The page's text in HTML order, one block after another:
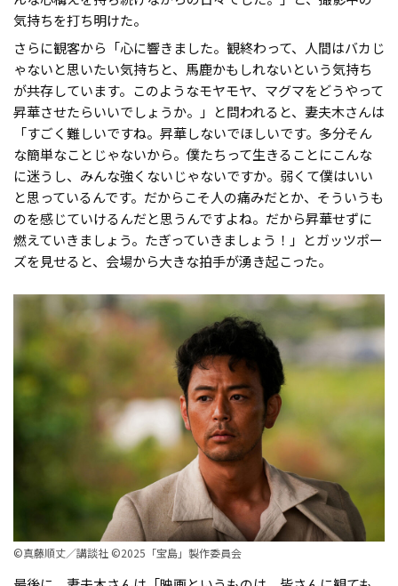
気持ちを打ち明けた。
さらに観客から「心に響きました。観終わって、人間はバカじ
ゃないと思いたい気持ちと、馬鹿かもしれないという気持ち
が共存しています。このようなモヤモヤ、マグマをどうやって
昇華させたらいいでしょうか。」と問われると、妻夫木さんは
「すごく難しいですね。昇華しないでほしいです。多分そん
な簡単なことじゃないから。僕たちって生きることにこんな
に迷うし、みんな強くないじゃないですか。弱くて僕はいい
と思っているんです。だからこそ人の痛みだとか、そういうも
のを感じていけるんだと思うんですよね。だから昇華せずに
燃えていきましょう。たぎっていきましょう！」とガッツポー
ズを見せると、会場から大きな拍手が湧き起こった。
©真藤順丈／講談社 ©2025「宝島」製作委員会